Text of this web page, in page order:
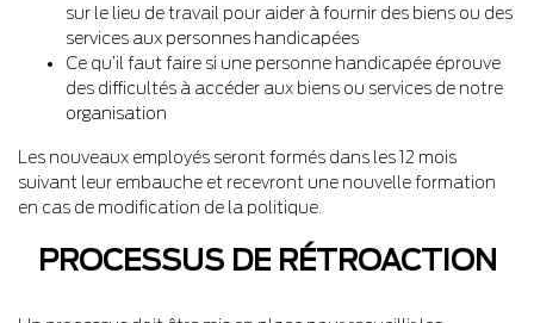
sur le lieu de travail pour aider à fournir des biens ou des
services aux personnes handicapées
Ce qu’il faut faire si une personne handicapée éprouve
des difficultés à accéder aux biens ou services de notre
organisation
Les nouveaux employés seront formés dans les 12 mois
suivant leur embauche et recevront une nouvelle formation
en cas de modification de la politique.
PROCESSUS DE RÉTROACTION